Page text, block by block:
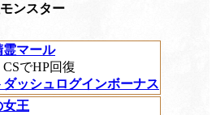
ンスター
霊マール
CSでHP回復
ッシュログインボーナス
女王